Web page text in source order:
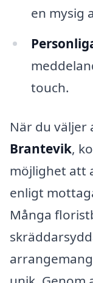
en mysig
touch.
När du väljer
Brantevik,
möjlighet att
enligt
Många